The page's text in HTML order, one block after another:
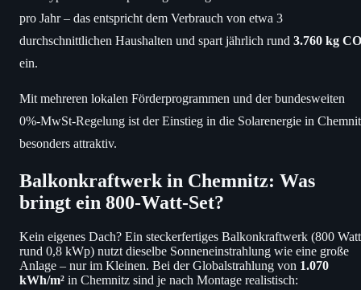
pro Jahr – das entspricht dem Verbrauch von etwa 3
durchschnittlichen Haushalten und spart jährlich rund 3.760 kg
ein.
Mit mehreren lokalen Förderprogrammen und der bundesweiten
0%-MwSt-Regelung ist der Einstieg in die Solarenergie in
besonders attraktiv.
Balkonkraftwerk in Chemnitz: Was
bringt ein 800-Watt-Set?
Kein eigenes Dach? Ein steckerfertiges Balkonkraftwerk (800
rund 0,8 kWp) nutzt dieselbe Sonneneinstrahlung wie eine große
Anlage – nur im Kleinen. Bei der Globalstrahlung von 1.070
kWh/m² in Chemnitz sind je nach Montage realistisch: